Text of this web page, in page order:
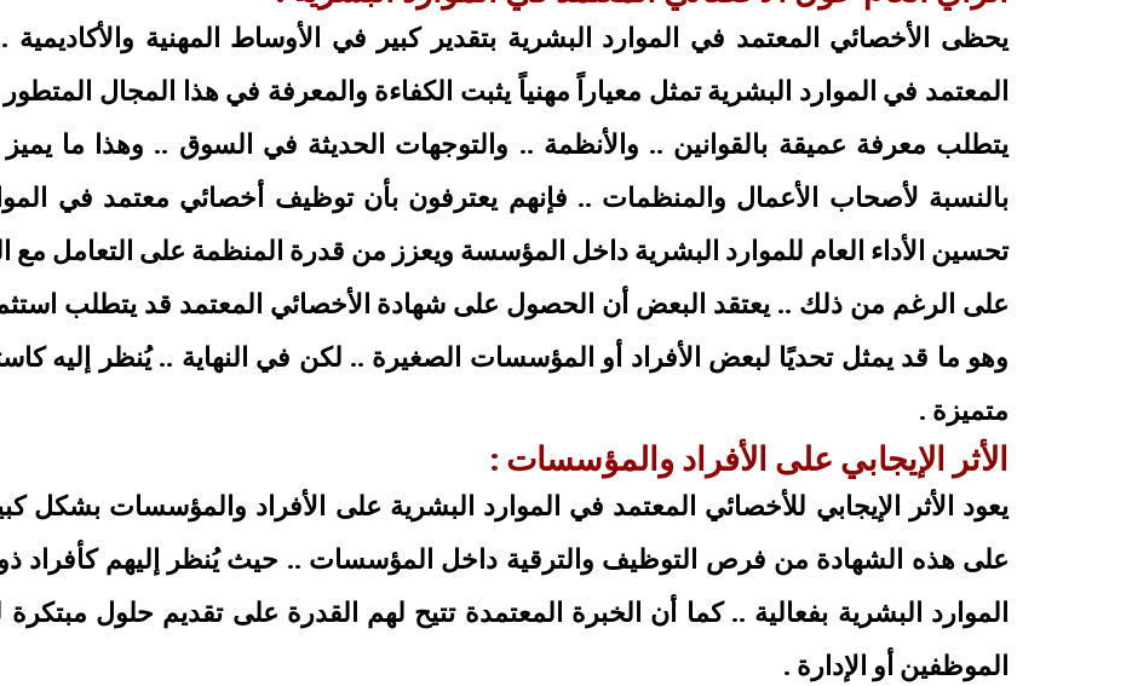
يحظى الأخصائي المعتمد في الموارد البشرية بتقدير كبير في الأوساط المهنية
المعتمد في الموارد البشرية تمثل معياراً مهنياً يثبت الكفاءة والمعرفة في هذا المجال
يتطلب معرفة عميقة بالقوانين .. والأنظمة .. والتوجهات الحديثة في السوق .. وهذا ما
بالنسبة لأصحاب الأعمال والمنظمات .. فإنهم يعترفون بأن توظيف أخصائي معتمد في
تحسين الأداء العام للموارد البشرية داخل المؤسسة ويعزز من قدرة المنظمة على التعامل مع
على الرغم من ذلك .. يعتقد البعض أن الحصول على شهادة الأخصائي المعتمد قد يتطلب
وهو ما قد يمثل تحديًا لبعض الأفراد أو المؤسسات الصغيرة .. لكن في النهاية .. يُنظر إليه
متميزة .
الأثر الإيجابي على الأفراد والمؤسسات :
يعود الأثر الإيجابي للأخصائي المعتمد في الموارد البشرية على الأفراد والمؤسسات بشكل
على هذه الشهادة من فرص التوظيف والترقية داخل المؤسسات .. حيث يُنظر إليهم كأفراد
الموارد البشرية بفعالية .. كما أن الخبرة المعتمدة تتيح لهم القدرة على تقديم حلول
الموظفين أو الإدارة .